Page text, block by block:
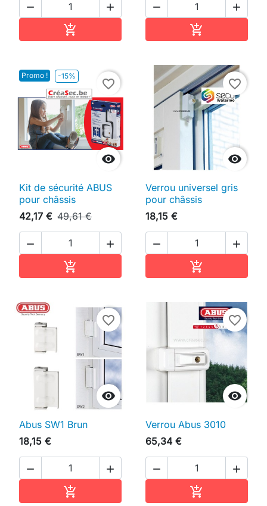
 

 

Promo ! -15%

favorite_border
Kit de sécurité ABUS
pour châssis
42,17 € 49,61 €
 


favorite_border
Verrou universel gris
pour châssis
18,15 €
 


favorite_border
Abus SW1 Brun
18,15 €
 


favorite_border
Verrou Abus 3010
65,34 €
 
